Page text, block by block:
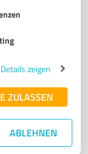
Details zeigen
ZULASSEN
ABLEHNEN
OHG
in